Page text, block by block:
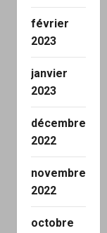
février
2023
janvier
2023
décembre
2022
novembre
2022
octobre